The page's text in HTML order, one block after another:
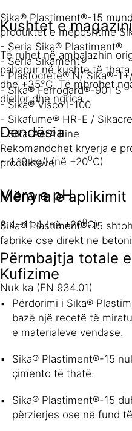
Kushtet e
Të ruhet në ambalazhin
pahapur në kushte të
dhe +35°C. Të mbrohet
diellor dhe ngrica.
Dendësia
~ 1.19 kg/l (në +200C)
Vlera e pH
8.4 -11.4 (në +200C)
Përmbajtja totale
Nuk ka (EN 934.01)
Sika® Plastiment®-15
produktet e mëposhtme
- Seria Sika® Plastiment®
- Seria Sikament®
- Plastocrete® N/ Sika®-
- Sika® Ferrogard®-901 S
- Sika® Visco I-100
- Sikafume® HR-E /
- Sika-Aer® Fine
Rekomandohet kryerja e
produkteve.
Mënyra e aplikimit
Sika® Plastiment®-15
fabrike ose direkt ne
Kufizime
Përdorimi i Sika®
bazë një recetë të
e materialeve vendase.
Sika® Plastiment®-15
çimento të thatë.
Sika® Plastiment®-15
përzierjes ose në fund